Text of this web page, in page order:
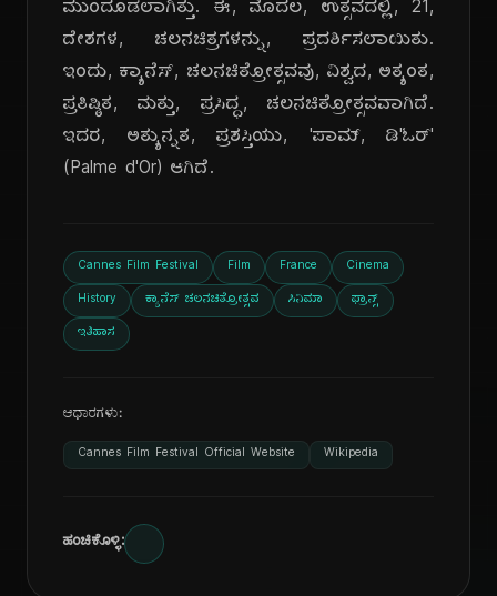
ಮುಂದೂಡಲಾಗಿತ್ತು. ಈ, ಮೊದಲ, ಉತ್ಸವದಲ್ಲಿ, 21,
ದೇಶಗಳ, ಚಲನಚಿತ್ರಗಳನ್ನು, ಪ್ರದರ್ಶಿಸಲಾಯಿತು.
ಇಂದು, ಕ್ಯಾನೆಸ್, ಚಲನಚಿತ್ರೋತ್ಸವವು, ವಿಶ್ವದ, ಅತ್ಯಂತ,
ಪ್ರತಿಷ್ಠಿತ, ಮತ್ತು, ಪ್ರಸಿದ್ಧ, ಚಲನಚಿತ್ರೋತ್ಸವವಾಗಿದೆ.
ಇದರ, ಅತ್ಯುನ್ನತ, ಪ್ರಶಸ್ತಿಯು, 'ಪಾಮ್, ಡಿ'ಓರ್'
(Palme d'Or) ಆಗಿದೆ.
Cannes Film Festival Film France Cinema
History ಕ್ಯಾನೆಸ್ ಚಲನಚಿತ್ರೋತ್ಸವ ಸಿನಿಮಾ ಫ್ರಾನ್ಸ್
ಇತಿಹಾಸ
ಆಧಾರಗಳು:
Cannes Film Festival Official Website Wikipedia
ಹಂಚಿಕೊಳ್ಳಿ: